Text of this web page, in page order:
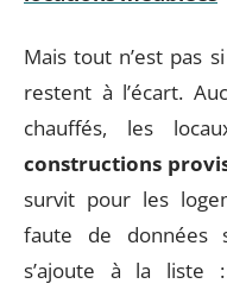
Mais tout n’est pas
restent à l’écart.
chauffés, les
constructions
survit pour les
faute de données
s’ajoute à la liste